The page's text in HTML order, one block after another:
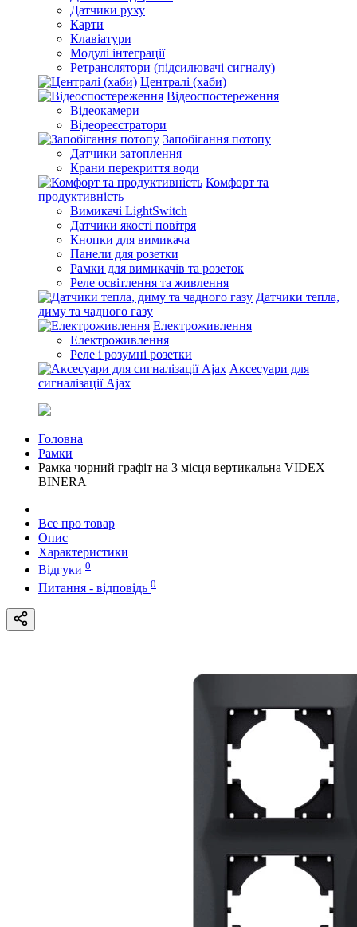
Датчики руху
Карти
Клавіатури
Модулі інтеграції
Ретранслятори (підсилювачі сигналу)
Централі (хаби)
Відеоспостереження
Відеокамери
Відеореєстратори
Запобігання потопу
Датчики затоплення
Крани перекриття води
Комфорт та
продуктивність
Вимикачі LightSwitch
Датчики якості повітря
Кнопки для вимикача
Панели для розетки
Рамки для вимикачів та розеток
Реле освітлення та живлення
Датчики тепла,
диму та чадного газу
Електроживлення
Електроживлення
Реле і розумні розетки
Аксесуари для
сигналізації Ajax
Головна
Рамки
Рамка чорний графіт на 3 місця вертикальна VIDEX
BINERA
Все про товар
Опис
Характеристики
Відгуки 0
Питання - відповідь 0